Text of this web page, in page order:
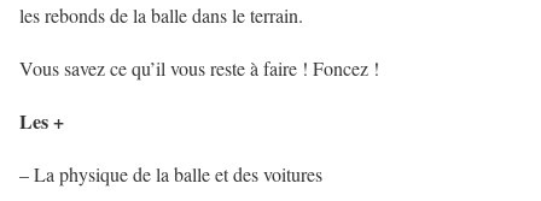
les rebonds de la balle dans le terrain.
Vous savez ce qu’il vous reste à faire ! Foncez !
Les +
– La physique de la balle et des voitures